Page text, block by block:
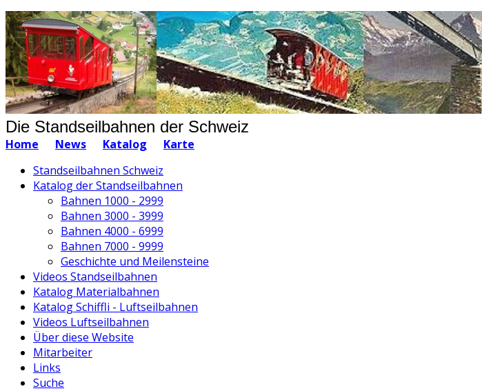
Die Standseilbahnen der Schweiz
Home News Katalog
Karte
Standseilbahnen Schweiz
Katalog der Standseilbahnen
Bahnen 1000 - 2999
Bahnen 3000 - 3999
Bahnen 4000 - 6999
Bahnen 7000 - 9999
Geschichte und Meilensteine
Videos Standseilbahnen
Katalog Materialbahnen
Katalog Schiffli - Luftseilbahnen
Videos Luftseilbahnen
Über diese Website
Mitarbeiter
Links
Suche